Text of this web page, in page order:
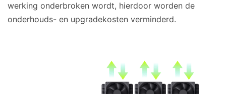
werking onderbroken wordt, hierdoor worden de
onderhouds- en upgradekosten verminderd.